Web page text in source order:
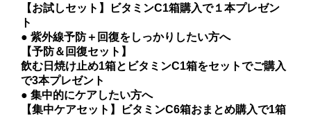
【お試しセット】ビタミンC1箱購入で１本プレゼン
ト
● 紫外線予防＋回復をしっかりしたい方へ
【予防＆回復セット】
飲む日焼け止め1箱とビタミンC1箱をセットでご購入
で3本プレゼント
● 集中的にケアしたい方へ
【集中ケアセット】ビタミンC6箱おまとめ購入で1箱